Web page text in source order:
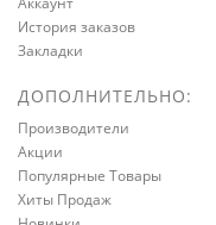
История заказов
Закладки
ДОПОЛНИТЕЛЬНО:
Производители
Акции
Популярные Товары
Хиты Продаж